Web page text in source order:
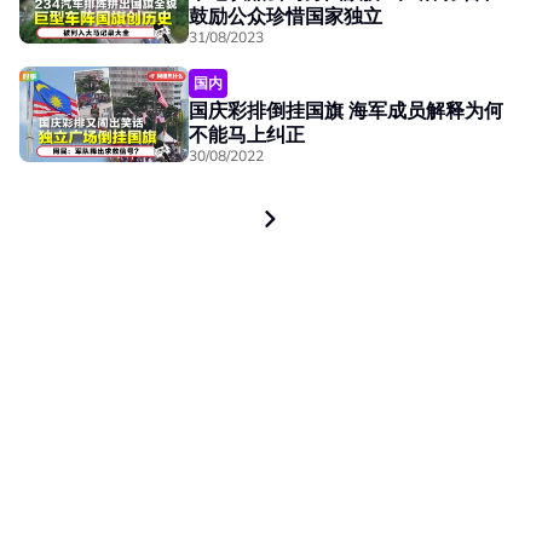
鼓励公众珍惜国家独立
31/08/2023
国内
国庆彩排倒挂国旗 海军成员解释为何
不能马上纠正
30/08/2022